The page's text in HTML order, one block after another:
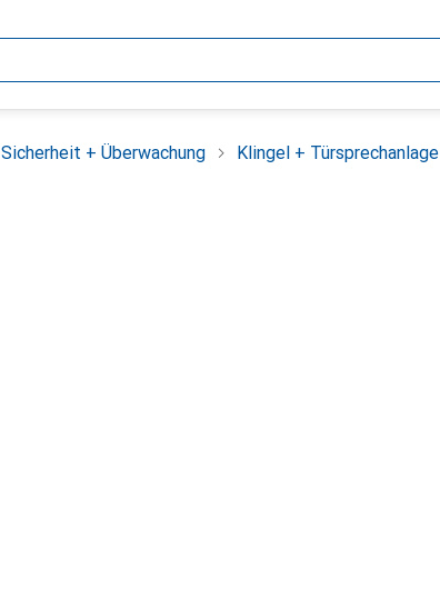
Sicherheit + Überwachung Klingel + Türsprechanlage